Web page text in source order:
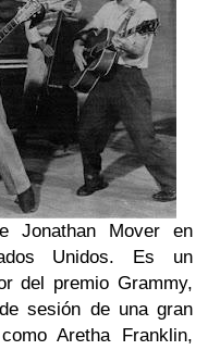
Mover en
Unidos. Es un
del premio Grammy,
sesión de una gran
Aretha Franklin,